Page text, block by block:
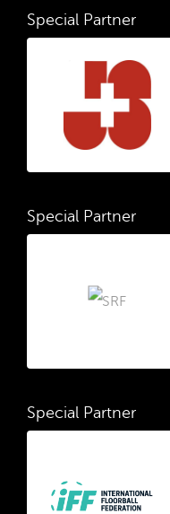
Special Partner
Special Partner
Special Partner